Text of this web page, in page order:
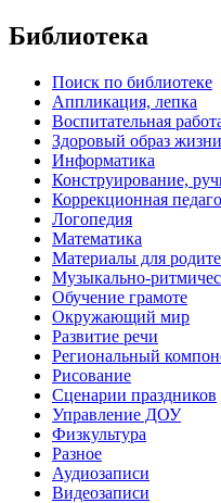
Библиотека
Поиск по библиотеке
Аппликация, лепка
Воспитательная
Здоровый образ жизни
Информатика
Конструирование,
Коррекционная
Логопедия
Математика
Материалы для
Музыкально-
Обучение грамоте
Окружающий мир
Развитие речи
Региональный
Рисование
Сценарии праздников
Управление ДОУ
Физкультура
Разное
Аудиозаписи
Видеозаписи